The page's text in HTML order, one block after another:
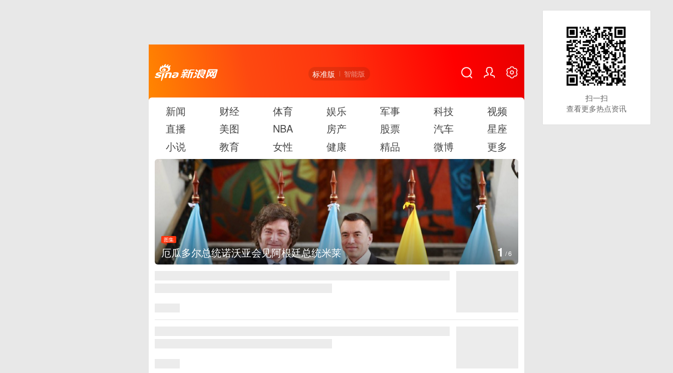
标准版 智能版
新闻 财经 体育 娱乐 军事 科技
视频
直播
美图 NBA 房产 股票 汽车
星座
小说
教育 女性 健康 精品 微博 更多
图集
美国斯波坎：野火烧毁700多所房屋 2 /6
扫一扫
查看更多热点资讯
扫一扫
查看更多热点资讯